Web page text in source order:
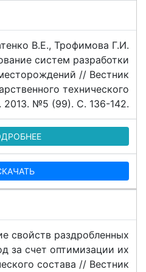
В.Е., Трофимова Г.И.
систем разработки
// Вестник
технического
2013. №5 (99). C. 136-142.
свойств раздробленных
за счет оптимизации их
состава // Вестник